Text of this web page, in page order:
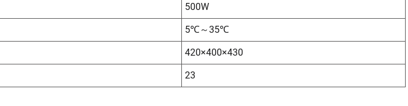
500W
5℃～35℃
420×400×430
23